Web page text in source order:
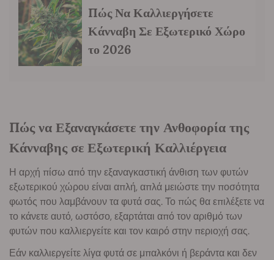
Πώς Να Καλλιεργήσετε
Κάνναβη Σε Εξωτερικό Χώρο
το 2026
Πώς να Εξαναγκάσετε την Ανθοφορία της
Κάνναβης σε Εξωτερική Καλλιέργεια
Η αρχή πίσω από την εξαναγκαστική άνθιση των φυτών
εξωτερικού χώρου είναι απλή, απλά μειώστε την ποσότητα
φωτός που λαμβάνουν τα φυτά σας. Το πώς θα επιλέξετε να
το κάνετε αυτό, ωστόσο, εξαρτάται από τον αριθμό των
φυτών που καλλιεργείτε και τον καιρό στην περιοχή σας.
Εάν καλλιεργείτε λίγα φυτά σε μπαλκόνι ή βεράντα και δεν